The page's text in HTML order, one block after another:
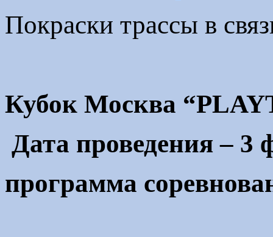
Покраски трассы в
Кубок Москва
Дата проведения – 3
программа